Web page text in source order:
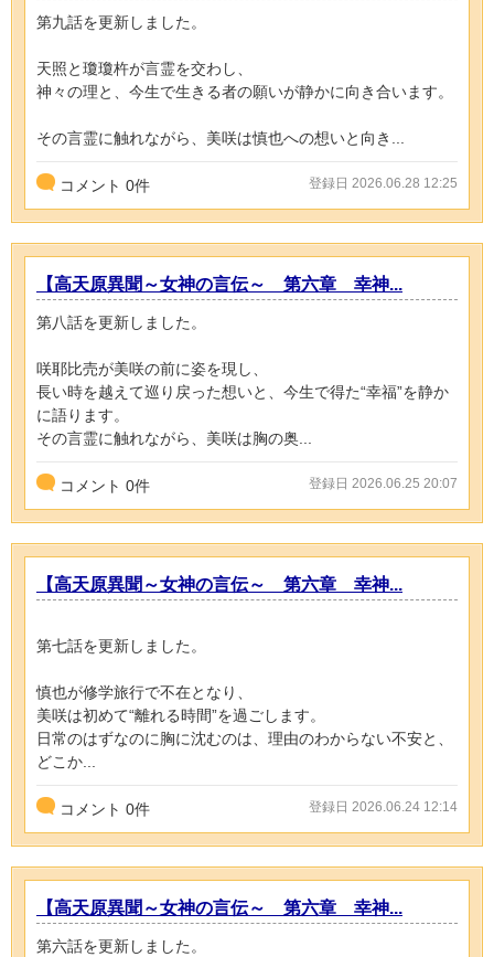
第九話を更新しました。
天照と瓊瓊杵が言霊を交わし、
神々の理と、今生で生きる者の願いが静かに向き合います。
その言霊に触れながら、美咲は慎也への想いと向き...
コメント 0件 登録日 2026.06.28 12:25
【高天原異聞～女神の言伝～ 第六章 幸神...
第八話を更新しました。
咲耶比売が美咲の前に姿を現し、
長い時を越えて巡り戻った想いと、今生で得た“幸福”を静か
に語ります。
その言霊に触れながら、美咲は胸の奥...
コメント 0件 登録日 2026.06.25 20:07
【高天原異聞～女神の言伝～ 第六章 幸神...
第七話を更新しました。
慎也が修学旅行で不在となり、
美咲は初めて“離れる時間”を過ごします。
日常のはずなのに胸に沈むのは、理由のわからない不安と、
どこか...
コメント 0件 登録日 2026.06.24 12:14
【高天原異聞～女神の言伝～ 第六章 幸神...
第六話を更新しました。